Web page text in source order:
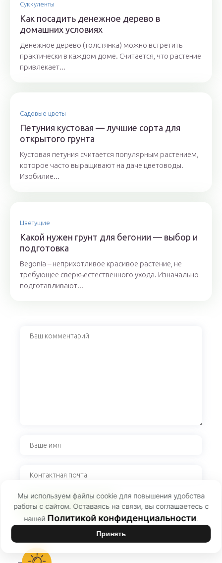
Суккуленты
Как посадить денежное дерево в
домашних условиях
Денежное дерево (толстянка) можно встретить
практически в каждом доме. Считается, что растение
привлекает...
Садовые цветы
Петуния кустовая — лучшие сорта для
открытого грунта
Кустовая петуния считается популярным растением,
которое часто выращивают на даче цветоводы.
Изобилие...
Цветущие
Какой нужен грунт для бегонии — выбор и
подготовка
Begonia – неприхотливое красивое растение, не
требующее сверхъестественного ухода. Изначально
подготавливают...
Мы используем файлы cookie для повышения удобства
работы с сайтом. Оставаясь на связи, вы соглашаетесь с
нашей Политикой конфиденциальности.
Принять